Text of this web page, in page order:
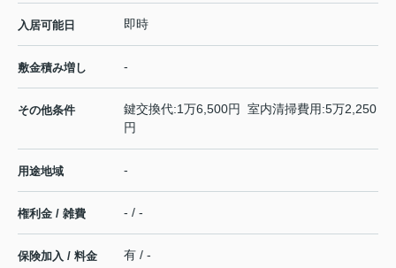
入居可能日 即時
敷金積み増し -
その他条件
鍵交換代:1万6,500円 室内清掃費用:5万2,250
円
用途地域 -
権利金 / 雑費 - / -
保険加入 / 料金 有 / -